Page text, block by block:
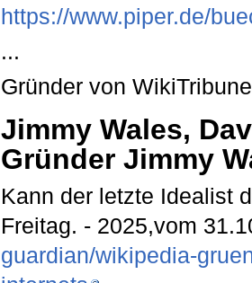
https://www.piper.de/
...
Gründer von
Jimmy Wales,
Gründer Jimmy
Kann der letzte Idealist
Freitag. - 2025,vom
guardian/wikipedia-